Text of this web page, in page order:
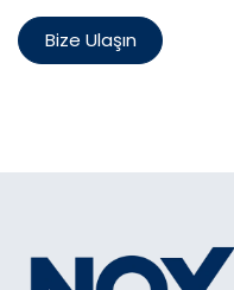
Bize Ulaşın